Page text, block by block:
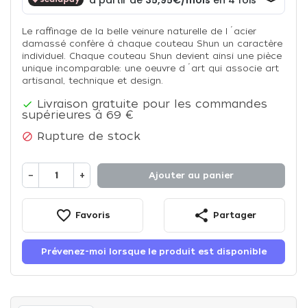
Le raffinage de la belle veinure naturelle de l´acier
damassé confère à chaque couteau Shun un caractère
individuel. Chaque couteau Shun devient ainsi une pièce
unique incomparable: une oeuvre d´art qui associe art
artisanal, technique et design.
 Livraison gratuite pour les commandes
supérieures à 69 €
 Rupture de stock
− + Ajouter au panier
favorite_border Favoris share Partager
Prévenez-moi lorsque le produit est disponible